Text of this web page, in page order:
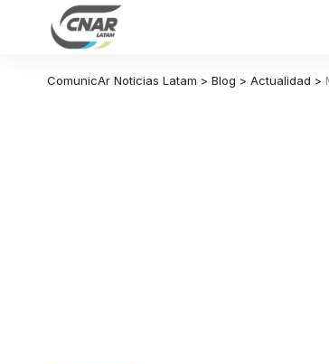
ComunicAr Noticias Latam > Blog > Actualidad >